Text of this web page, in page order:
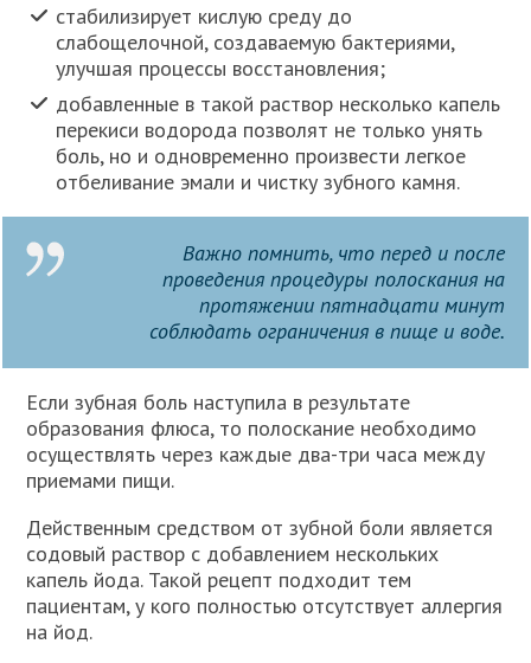
стабилизирует кислую среду до
слабощелочной, создаваемую бактериями,
улучшая процессы восстановления;
добавленные в такой раствор несколько капель
перекиси водорода позволят не только унять
боль, но и одновременно произвести легкое
отбеливание эмали и чистку зубного камня.
Важно помнить, что перед и после
проведения процедуры полоскания на
протяжении пятнадцати минут
соблюдать ограничения в пище и воде.
Если зубная боль наступила в результате
образования флюса, то полоскание необходимо
осуществлять через каждые два-три часа между
приемами пищи.
Действенным средством от зубной боли является
содовый раствор с добавлением нескольких
капель йода. Такой рецепт подходит тем
пациентам, у кого полностью отсутствует аллергия
на йод.